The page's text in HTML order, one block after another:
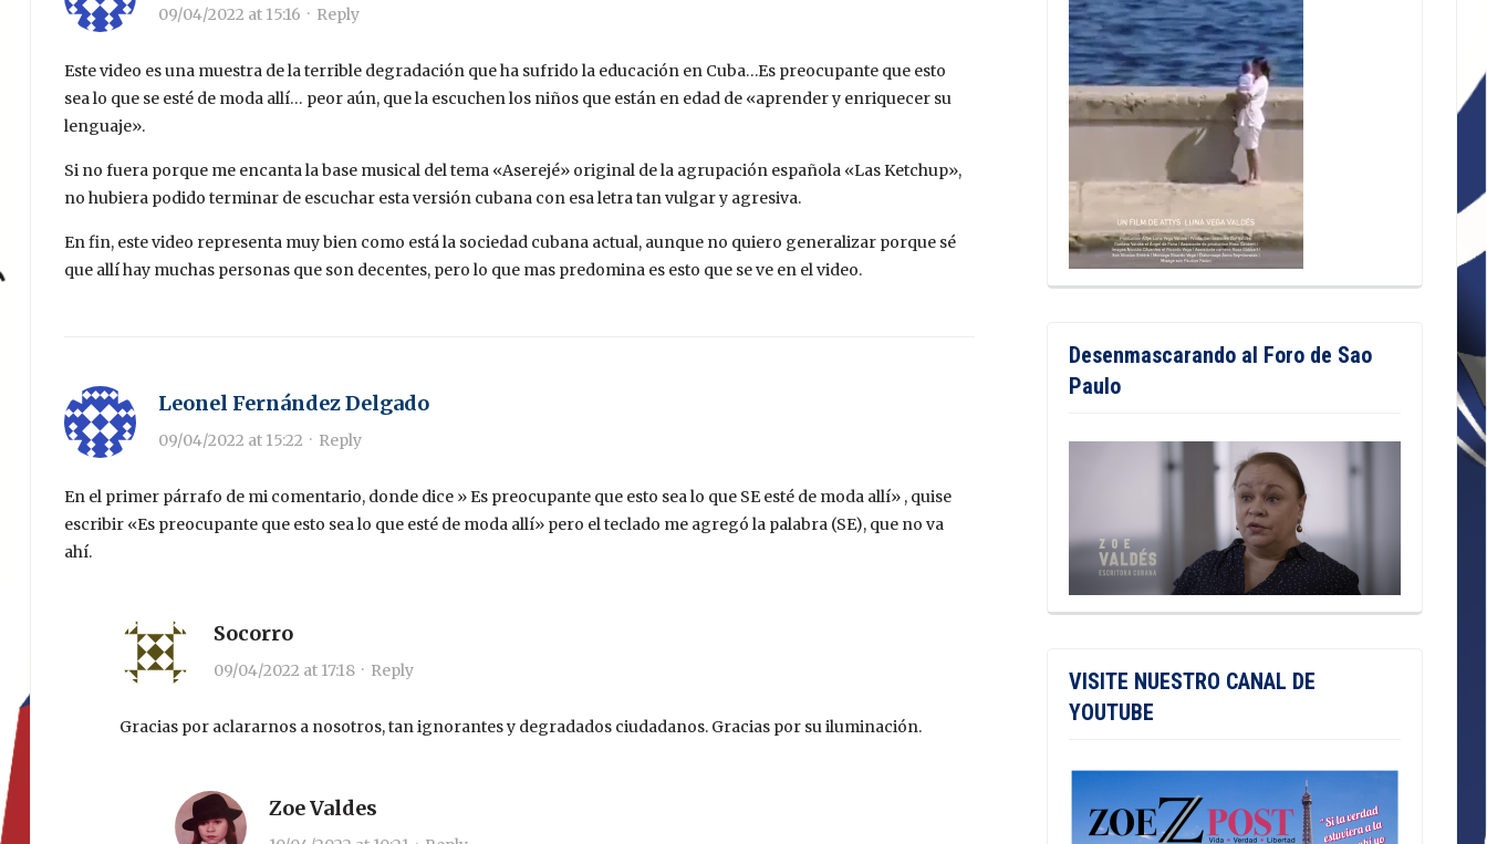
09/04/2022 at 15:16 · Reply
Este video es una muestra de la terrible degradación que ha sufrido la educación en Cuba…Es preocupante que esto
sea lo que se esté de moda allí… peor aún, que la escuchen los niños que están en edad de «aprender y enriquecer su
lenguaje».
Si no fuera porque me encanta la base musical del tema «Aserejé» original de la agrupación española «Las Ketchup»,
no hubiera podido terminar de escuchar esta versión cubana con esa letra tan vulgar y agresiva.
En fin, este video representa muy bien como está la sociedad cubana actual, aunque no quiero generalizar porque sé
que allí hay muchas personas que son decentes, pero lo que mas predomina es esto que se ve en el video.
Leonel Fernández Delgado
09/04/2022 at 15:22 · Reply
En el primer párrafo de mi comentario, donde dice » Es preocupante que esto sea lo que SE esté de moda allí» , quise
escribir «Es preocupante que esto sea lo que esté de moda allí» pero el teclado me agregó la palabra (SE), que no va
ahí.
Socorro
09/04/2022 at 17:18· Reply
Gracias por aclararnos a nosotros, tan ignorantes y degradados ciudadanos. Gracias por su iluminación.
Zoe Valdes
Desenmascarando al Foro de Sao
Paulo
VISITE NUESTRO CANAL DE
YOUTUBE